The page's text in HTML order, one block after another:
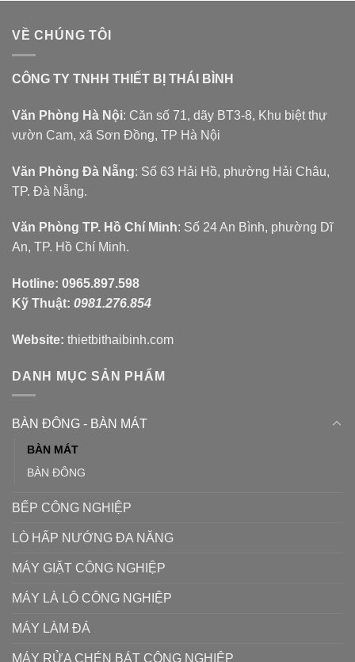
VỀ CHÚNG TÔI
CÔNG TY TNHH THIẾT BỊ THÁI BÌNH
Văn Phòng Hà Nội: Căn số 71, dãy BT3-8, Khu biệt thự
vườn Cam, xã Sơn Đồng, TP Hà Nội
Văn Phòng Đà Nẵng: Số 63 Hải Hồ, phường Hải Châu,
TP. Đà Nẵng.
Văn Phòng TP. Hồ Chí Minh: Số 24 An Bình, phường Dĩ
An, TP. Hồ Chí Minh.
Hotline: 0965.897.598
Kỹ Thuật: 0981.276.854
Website: thietbithaibinh.com
DANH MỤC SẢN PHẨM
BÀN ĐÔNG - BÀN MÁT
BÀN MÁT
BÀN ĐÔNG
BẾP CÔNG NGHIỆP
LÒ HẤP NƯỚNG ĐA NĂNG
MÁY GIẶT CÔNG NGHIỆP
MÁY LÀ LÔ CÔNG NGHIỆP
MÁY LÀM ĐÁ
MÁY RỬA CHÉN BÁT CÔNG NGHIỆP